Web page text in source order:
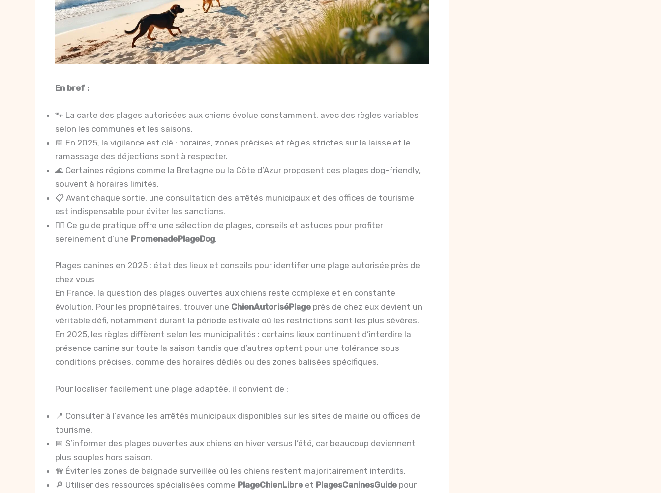
En bref :
🐾 La carte des plages autorisées aux chiens évolue constamment, avec des règles variables
selon les communes et les saisons.
📅 En 2025, la vigilance est clé : horaires, zones précises et règles strictes sur la laisse et le
ramassage des déjections sont à respecter.
🌊 Certaines régions comme la Bretagne ou la Côte d’Azur proposent des plages dog-friendly,
souvent à horaires limités.
📋 Avant chaque sortie, une consultation des arrêtés municipaux et des offices de tourisme
est indispensable pour éviter les sanctions.
🐕‍🦺 Ce guide pratique offre une sélection de plages, conseils et astuces pour profiter
sereinement d’une PromenadePlageDog.
Plages canines en 2025 : état des lieux et conseils pour identifier une plage autorisée près de
chez vous
En France, la question des plages ouvertes aux chiens reste complexe et en constante
évolution. Pour les propriétaires, trouver une ChienAutoriséPlage près de chez eux devient un
véritable défi, notamment durant la période estivale où les restrictions sont les plus sévères.
En 2025, les règles diffèrent selon les municipalités : certains lieux continuent d’interdire la
présence canine sur toute la saison tandis que d’autres optent pour une tolérance sous
conditions précises, comme des horaires dédiés ou des zones balisées spécifiques.
Pour localiser facilement une plage adaptée, il convient de :
📍 Consulter à l’avance les arrêtés municipaux disponibles sur les sites de mairie ou offices de
tourisme.
📅 S’informer des plages ouvertes aux chiens en hiver versus l’été, car beaucoup deviennent
plus souples hors saison.
🦮 Éviter les zones de baignade surveillée où les chiens restent majoritairement interdits.
🔎 Utiliser des ressources spécialisées comme PlageChienLibre et PlagesCaninesGuide pour